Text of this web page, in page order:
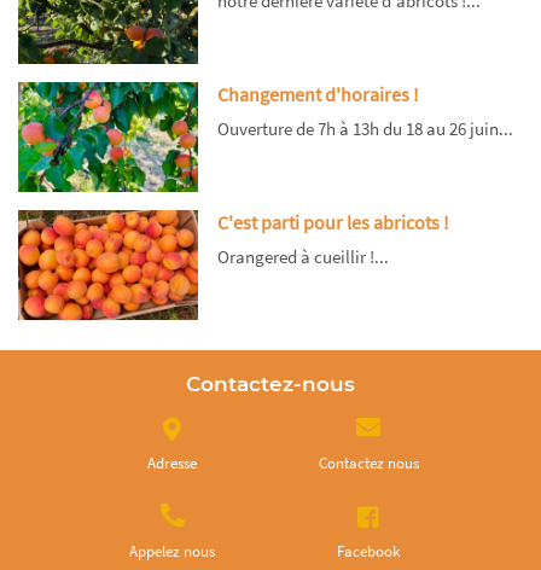
Changement d'horaires !
Ouverture de 7h à 13h du 18 au 26 juin...
C'est parti pour les abricots !
Orangered à cueillir !...
Contactez-nous
Adresse Contactez nous
Appelez nous Facebook